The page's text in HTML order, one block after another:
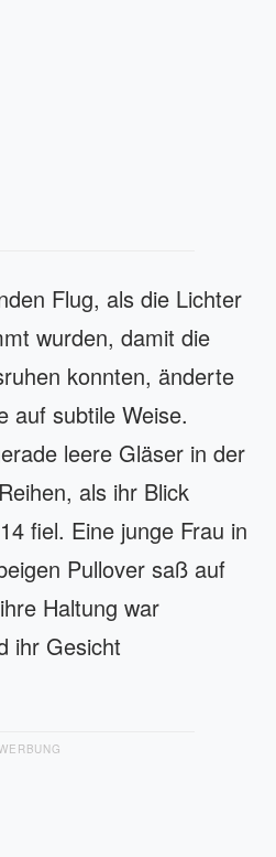
Flug, als die Lichter
wurden, damit die
konnten, änderte
auf subtile Weise.
leere Gläser in der
als ihr Blick
fiel. Eine junge Frau in
Pullover saß auf
Haltung war
ihr Gesicht